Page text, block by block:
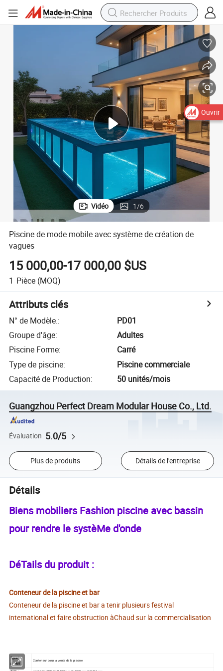
Vidéo 1/6
Piscine de mode mobile avec système de création de
vagues
15 000,00-17 000,00 $US
1 Pièce (MOQ)
Attributs clés
N° de Modèle.:
PD01
Groupe d'âge:
Adultes
Piscine Forme:
Carré
Type de piscine:
Piscine commerciale
Capacité de Production: 50 unités/mois
Guangzhou Perfect Dream Modular House Co., Ltd.
Évaluation 5.0/5
Plus de produits Détails de l'entreprise
Détails
Biens mobiliers Fashion piscine avec bassin
pour rendre le systèMe d'onde
DéTails du produit :
Conteneur de la piscine et bar
Conteneur de la piscine et bar a tenir plusieurs festival
international et faire obstruction àChaud sur la commercialisation
Type de
produit :
Conteneur pour la vente de la piscine
Ouvrir